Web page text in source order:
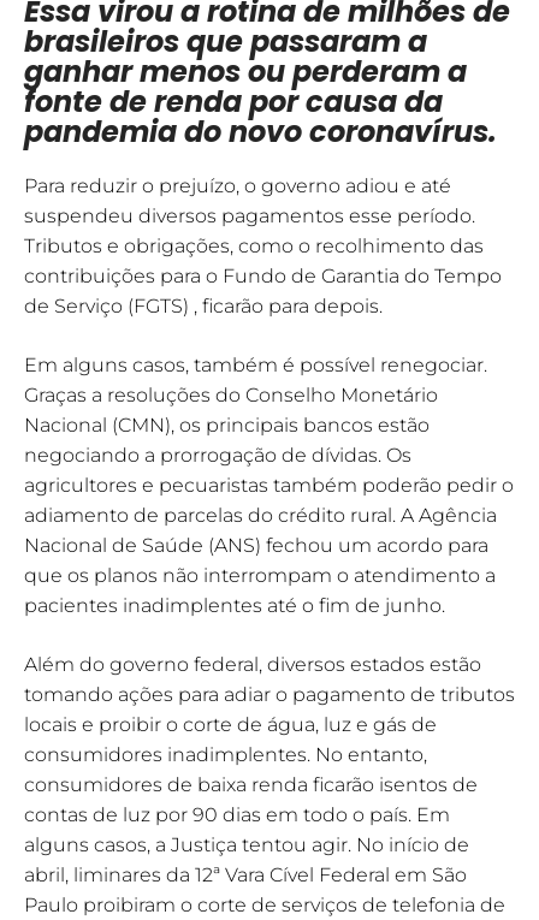
Essa virou a rotina de milhões de
brasileiros que passaram a
ganhar menos ou perderam a
fonte de renda por causa da
pandemia do novo coronavírus.
Para reduzir o prejuízo, o governo adiou e até
suspendeu diversos pagamentos esse período.
Tributos e obrigações, como o recolhimento das
contribuições para o Fundo de Garantia do Tempo
de Serviço (FGTS) , ficarão para depois.
Em alguns casos, também é possível renegociar.
Graças a resoluções do Conselho Monetário
Nacional (CMN), os principais bancos estão
negociando a prorrogação de dívidas. Os
agricultores e pecuaristas também poderão pedir o
adiamento de parcelas do crédito rural. A Agência
Nacional de Saúde (ANS) fechou um acordo para
que os planos não interrompam o atendimento a
pacientes inadimplentes até o fim de junho.
Além do governo federal, diversos estados estão
tomando ações para adiar o pagamento de tributos
locais e proibir o corte de água, luz e gás de
consumidores inadimplentes. No entanto,
consumidores de baixa renda ficarão isentos de
contas de luz por 90 dias em todo o país. Em
alguns casos, a Justiça tentou agir. No início de
abril, liminares da 12ª Vara Cível Federal em São
Paulo proibiram o corte de serviços de telefonia de